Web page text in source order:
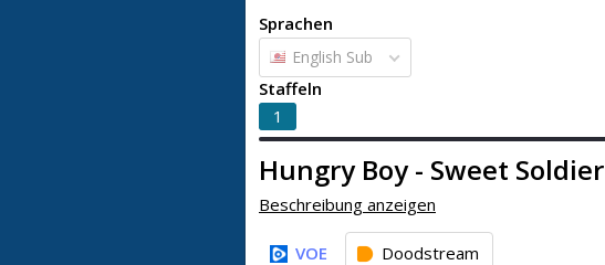
Sprachen
English Sub
Staffeln
1
Hungry Boy - Sweet Soldier
Beschreibung anzeigen
VOE Doodstream